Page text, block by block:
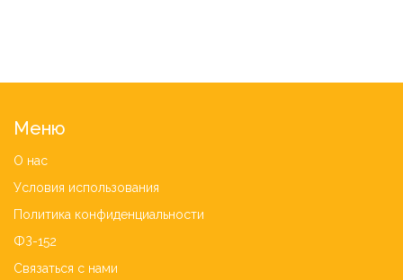
Меню
О нас
Условия использования
Политика конфиденциальности
ФЗ-152
Связаться с нами